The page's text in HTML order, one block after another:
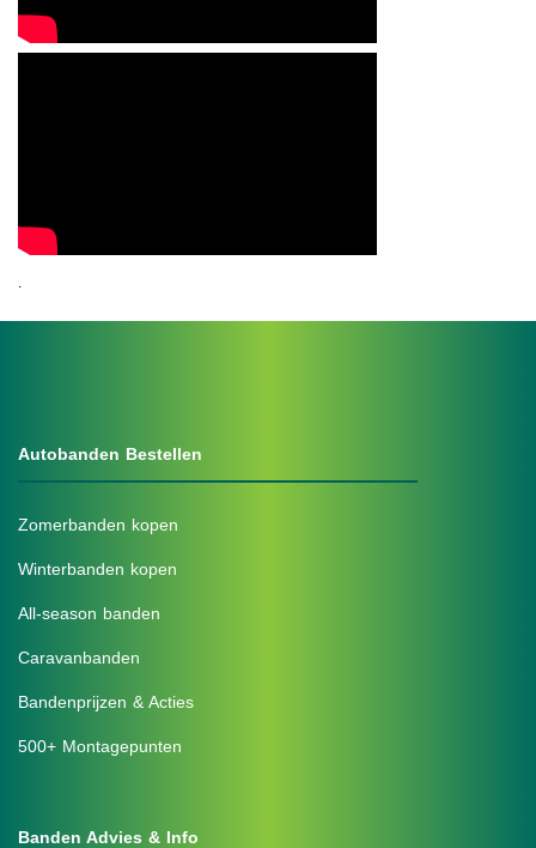
.
Autobanden Bestellen
Zomerbanden kopen
Winterbanden kopen
All-season banden
Caravanbanden
Bandenprijzen & Acties
500+ Montagepunten
Banden Advies & Info